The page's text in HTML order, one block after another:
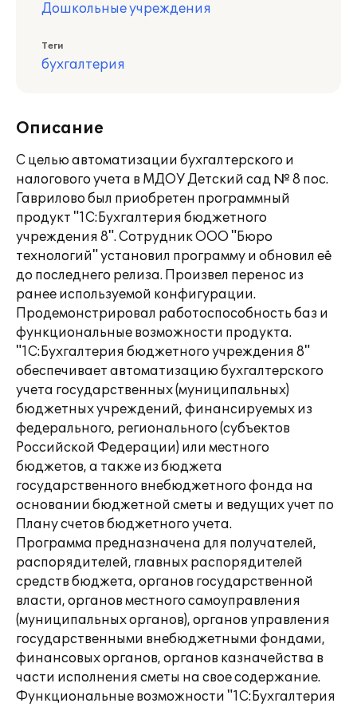
Дошкольные учреждения
Теги
бухгалтерия
Описание
С целью автоматизации бухгалтерского и
налогового учета в МДОУ Детский сад № 8 пос.
Гаврилово был приобретен программный
продукт "1С:Бухгалтерия бюджетного
учреждения 8". Сотрудник ООО "Бюро
технологий" установил программу и обновил её
до последнего релиза. Произвел перенос из
ранее используемой конфигурации.
Продемонстрировал работоспособность баз и
функциональные возможности продукта.
"1С:Бухгалтерия бюджетного учреждения 8"
обеспечивает автоматизацию бухгалтерского
учета государственных (муниципальных)
бюджетных учреждений, финансируемых из
федерального, регионального (субъектов
Российской Федерации) или местного
бюджетов, а также из бюджета
государственного внебюджетного фонда на
основании бюджетной сметы и ведущих учет по
Плану счетов бюджетного учета.
Программа предназначена для получателей,
распорядителей, главных распорядителей
средств бюджета, органов государственной
власти, органов местного самоуправления
(муниципальных органов), органов управления
государственными внебюджетными фондами,
финансовых органов, органов казначейства в
части исполнения сметы на свое содержание.
Функциональные возможности "1С:Бухгалтерия